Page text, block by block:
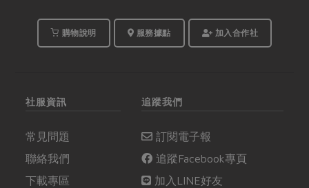
購物說明 服務據點 加入合作社
社服資訊
常見問題
聯絡我們
下載專區
追蹤我們
訂閱電子報
追蹤Facebook專頁
加入LINE好友